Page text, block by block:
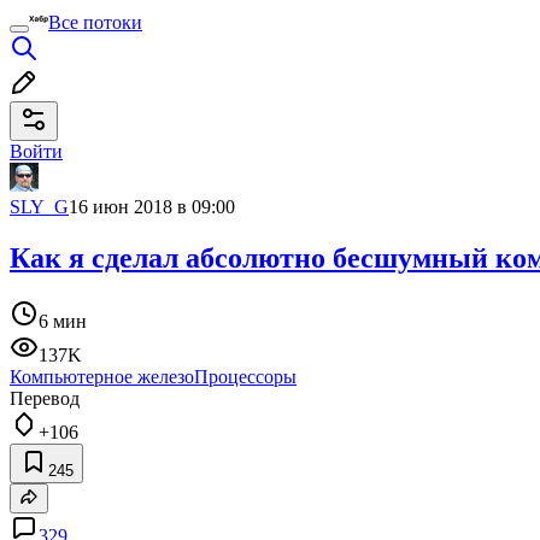
Все потоки
Войти
SLY_G16 июн 2018 в 09:00
Как я сделал абсолютно бесшумный
6 мин
137K
Компьютерное железоПроцессоры
Перевод
+106
245
329